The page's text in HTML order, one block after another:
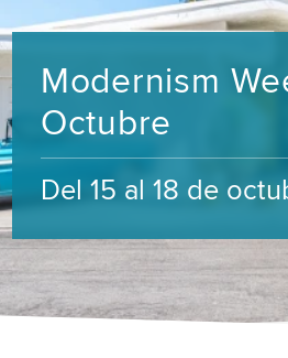
Modernism
Octubre
Del 15 al 18 de